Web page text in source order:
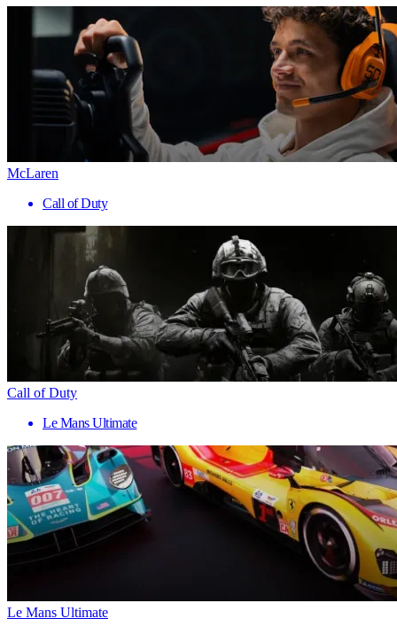
McLaren
Call of Duty
Call of Duty
Le Mans Ultimate
Le Mans Ultimate